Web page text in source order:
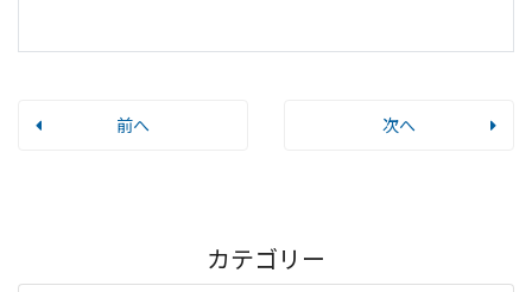
前へ 次へ
カテゴリー